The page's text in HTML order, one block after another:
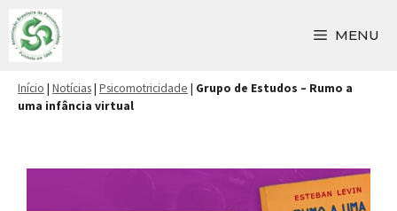
Pular
para
MENU
Início | Notícias| Psicomotricidade | Grupo de Estudos – Rumo a
uma infância virtual